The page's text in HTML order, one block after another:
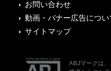
お問い合わせ
動画・バナー広告につい
サイトマップ
ABJマークは